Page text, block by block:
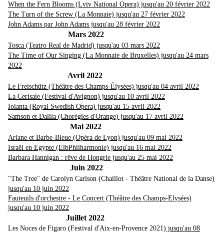
When the Fern Blooms (Lviv National Opera) jusqu'au 20 février 2022
The Turn of the Screw (La Monnaie) jusqu'au 27 février 2022
John Adams par John Adams jusqu'au 28 février 2022
Mars 2022
Tosca (Teatro Real de Madrid) jusqu'au 03 mars 2022
The Time of Our Singing (La Monnaie de Bruxelles) jusqu'au 24 mars
2022
Avril 2022
Le Freischütz (Théâtre des Champs-Élysées) jusqu'au 04 avril 2022
La Cerisaie (Festival d'Avignon) jusqu'au 10 avril 2022
Iolanta (Royal Swedish Opera) jusqu'au 15 avril 2022
Samson et Dalila (Chorégies d'Orange) jusqu'au 17 avril 2022
Mai 2022
Ariane et Barbe-Bleue (Opéra de Lyon) jusqu'au 09 mai 2022
Israël en Egypte (ElbPhilharmonie) jusqu'au 16 mai 2022
Barbara Hannigan : rêve de Hongrie jusqu'au 25 mai 2022
Juin 2022
"The Tree" de Carolyn Carlson (Chaillot - Théâtre National de la Danse)
jusqu'au 10 juin 2022
Fauteuils d'orchestre - Le Concert (Théâtre des Champs-Elysées)
jusqu'au 10 juin 2022
Juillet 2022
Les Noces de Figaro (Festival d'Aix-en-Provence 2021) jusqu'au 08